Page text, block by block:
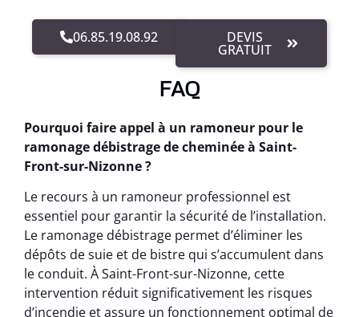
06.85.19.08.92 DEVIS
GRATUIT
FAQ
Pourquoi faire appel à un ramoneur pour le
ramonage débistrage de cheminée à Saint-
Front-sur-Nizonne ?
Le recours à un ramoneur professionnel est
essentiel pour garantir la sécurité de l’installation.
Le ramonage débistrage permet d’éliminer les
dépôts de suie et de bistre qui s’accumulent dans
le conduit. À Saint-Front-sur-Nizonne, cette
intervention réduit significativement les risques
d’incendie et assure un fonctionnement optimal de